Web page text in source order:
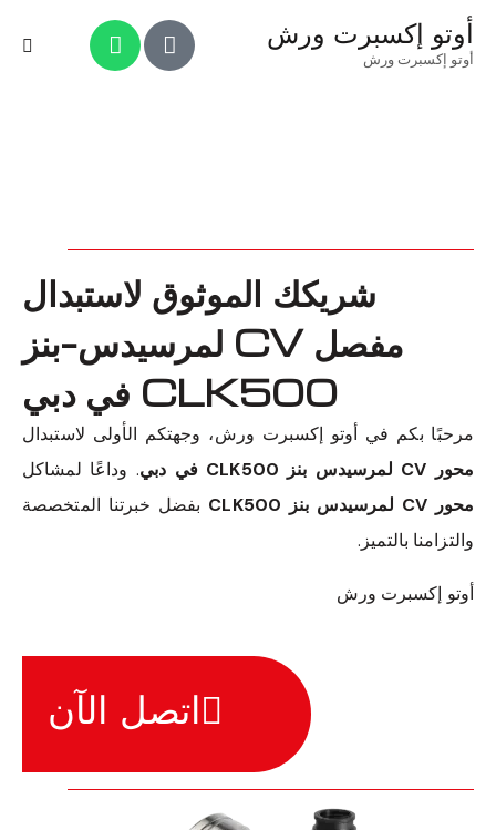
أوتو إكسبرت ورش
أوتو إكسبرت ورش
شريكك الموثوق لاستبدال
مفصل CV لمرسيدس-بنز
CLK500 في دبي
مرحبًا بكم في أوتو إكسبرت ورش، وجهتكم الأولى لاستبدال
محور CV لمرسيدس بنز CLK500 في دبي
. وداعًا لمشاكل
محور CV لمرسيدس بنز CLK500
بفضل خبرتنا المتخصصة
والتزامنا بالتميز.
أوتو إكسبرت ورش
اتصل الآن